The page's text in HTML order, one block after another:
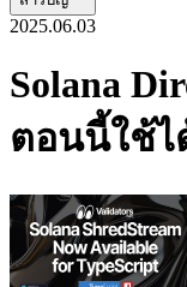
2025.06.03
Solana
ตอนนี้ใช้ไ